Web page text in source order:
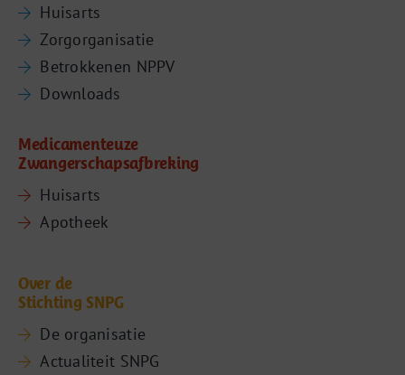
Huisarts
Zorgorganisatie
Betrokkenen NPPV
Downloads
Medicamenteuze
Zwangerschapsafbreking
Huisarts
Apotheek
Over de
Stichting SNPG
De organisatie
Actualiteit SNPG